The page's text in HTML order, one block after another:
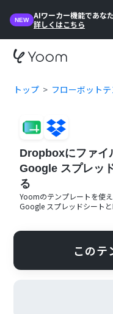
NEW
AIワーカー機能であな
詳しくはこちら
トップ フローボット
Dropboxにファイ
Google スプレッ
る
Yoomのテンプレートを使
Google スプレッドシート と
このテ